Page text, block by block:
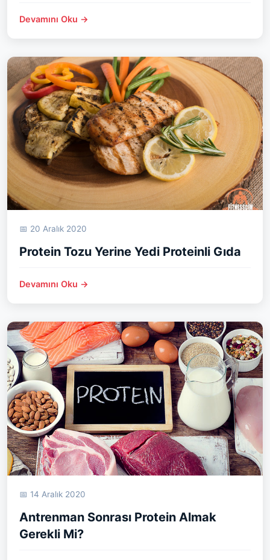
Devamını Oku →
📅 20 Aralık 2020
Protein Tozu Yerine Yedi Proteinli Gıda
Devamını Oku →
📅 14 Aralık 2020
Antrenman Sonrası Protein Almak
Gerekli Mi?